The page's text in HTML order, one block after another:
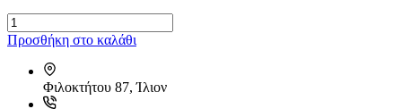
Βελόνες
ταπετσαρίας
Καμπυλωτές
Prym
131350
ποσότητα
Προσθήκη στο καλάθι
Φιλοκτήτου 87, Ίλιον